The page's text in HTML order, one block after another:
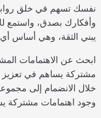
نفسك تسهم في خلق
وأفكارك بصدق، واستمع
يبني الثقة، وهي أساس
ابحث عن الاهتمامات
مشتركة يساهم في تعزيز
خلال الانضمام إلى
وجود اهتمامات مشتركة